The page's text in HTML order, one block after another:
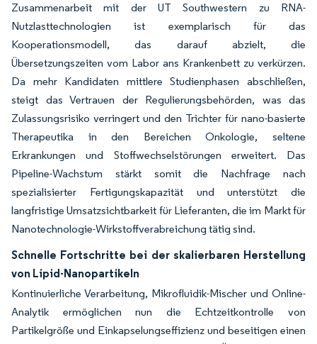
Zusammenarbeit mit der UT Southwestern zu RNA-
Nutzlasttechnologien ist exemplarisch für das
Kooperationsmodell, das darauf abzielt, die
Übersetzungszeiten vom Labor ans Krankenbett zu verkürzen.
Da mehr Kandidaten mittlere Studienphasen abschließen,
steigt das Vertrauen der Regulierungsbehörden, was das
Zulassungsrisiko verringert und den Trichter für nano-basierte
Therapeutika in den Bereichen Onkologie, seltene
Erkrankungen und Stoffwechselstörungen erweitert. Das
Pipeline-Wachstum stärkt somit die Nachfrage nach
spezialisierter Fertigungskapazität und unterstützt die
langfristige Umsatzsichtbarkeit für Lieferanten, die im Markt für
Nanotechnologie-Wirkstoffverabreichung tätig sind.
Schnelle Fortschritte bei der skalierbaren Herstellung
von Lipid-Nanopartikeln
Kontinuierliche Verarbeitung, Mikrofluidik-Mischer und Online-
Analytik ermöglichen nun die Echtzeitkontrolle von
Partikelgröße und Einkapselungseffizienz und beseitigen einen